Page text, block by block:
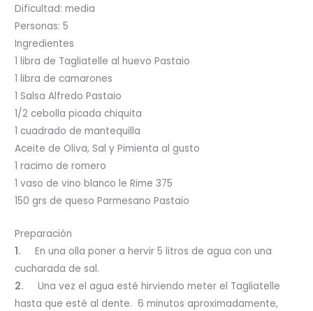
Dificultad: media
Personas: 5
Ingredientes
1 libra de Tagliatelle al huevo Pastaio
1 libra de camarones
1 Salsa Alfredo Pastaio
1/2 cebolla picada chiquita
1 cuadrado de mantequilla
Aceite de Oliva, Sal y Pimienta al gusto
1 racimo de romero
1 vaso de vino blanco le Rime 375
150 grs de queso Parmesano Pastaio
Preparación
1. En una olla poner a hervir 5 litros de agua con una
cucharada de sal.
2. Una vez el agua esté hirviendo meter el Tagliatelle
hasta que esté al dente. 6 minutos aproximadamente,